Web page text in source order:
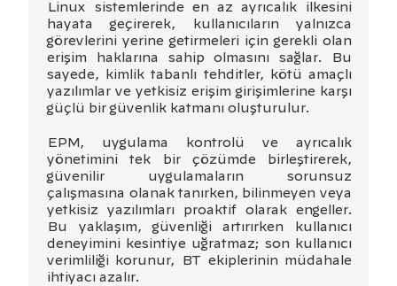
Linux sistemlerinde en az ayrıcalık ilkesini
hayata geçirerek, kullanıcıların yalnızca
görevlerini yerine getirmeleri için gerekli olan
erişim haklarına sahip olmasını sağlar. Bu
sayede, kimlik tabanlı tehditler, kötü amaçlı
yazılımlar ve yetkisiz erişim girişimlerine karşı
güçlü bir güvenlik katmanı oluşturulur.
EPM, uygulama kontrolü ve ayrıcalık
yönetimini tek bir çözümde birleştirerek,
güvenilir uygulamaların sorunsuz
çalışmasına olanak tanırken, bilinmeyen veya
yetkisiz yazılımları proaktif olarak engeller.
Bu yaklaşım, güvenliği artırırken kullanıcı
deneyimini kesintiye uğratmaz; son kullanıcı
verimliliği korunur, BT ekiplerinin müdahale
ihtiyacı azalır.